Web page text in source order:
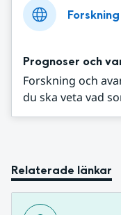
Prognoser och
Forskning och
du ska veta vad
Relaterade länkar